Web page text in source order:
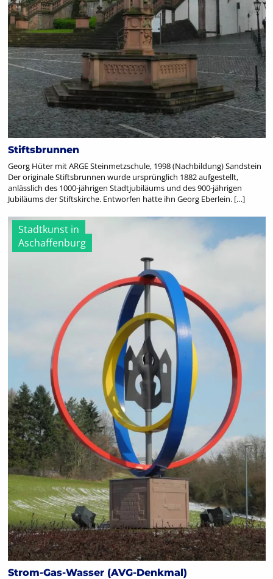
Stiftsbrunnen
Georg Hüter mit ARGE Steinmetzschule, 1998 (Nachbildung) Sandstein
Der originale Stiftsbrunnen wurde ursprünglich 1882 aufgestellt,
anlässlich des 1000-jährigen Stadtjubiläums und des 900-jährigen
Jubiläums der Stiftskirche. Entworfen hatte ihn Georg Eberlein. […]
Stadtkunst in
Aschaffenburg
Strom-Gas-Wasser (AVG-Denkmal)